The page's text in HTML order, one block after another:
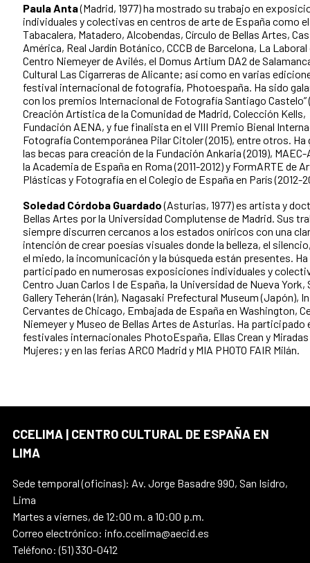
Paula Anta(Madrid, 1977) ha mostrado su trabajo en
individuales y colectivas en centros de arte de España como el
Tabacalera, Matadero, Alcobendas, Círculo de Bellas Artes,
América, Real Jardín Botánico, CCCB de Barcelona, La Laboral
Centro Niemeyer de Avilés, el Domus Artium DA2 de
Cultural Las Cigarreras de Alicante; así como en varias
festival internacional de fotografía, Photoespaña. Ha sido
con los premios Internacional de Fotografía Santiago Castelo”
Creación Artística de la Comunidad de Madrid, Colección Kells,
Fundación AENA, y fue finalista en el VIII Premio Bienal
Fotografía Contemporánea Pilar Citoler (2015), entre otros. Ha
las becas para creación de la Fundación Ankaria (2019), MAEC-
la Academia de España en Roma (2011-2012) y FormARTE de
Plásticas y Fotografía en el Colegio de España en París (2012-
Soledad Córdoba Guardado(Asturias, 1977) es artista y
Bellas Artes por la Universidad Complutense de Madrid. Sus
siempre discurren cercanos a los estados oníricos con una
intención de crear poesías visuales donde la belleza, el
el miedo, la incomunicación y la búsqueda están presentes. Ha
participado en numerosas exposiciones individuales y
Centro Juan Carlos I de España, la Universidad de Nueva York,
Gallery Teherán (Irán), Nagasaki Prefectural Museum (Japón),
Cervantes de Chicago, Embajada de España en Washington,
Niemeyer y Museo de Bellas Artes de Asturias. Ha participado
festivales internacionales PhotoEspaña, Ellas Crean y Miradas
Mujeres; y en las ferias ARCO Madrid y MIA PHOTO FAIR Milán.
CCELIMA | CENTRO CULTURAL DE ESPAÑA EN
LIMA
Sede temporal (oficinas): Av. Jorge Basadre 990, San Isidro,
Lima
Martes a viernes, de 12:00 m. a 10:00 p.m.
Correo electrónico: info.ccelima@aecid.es
Teléfono: (51) 330-0412